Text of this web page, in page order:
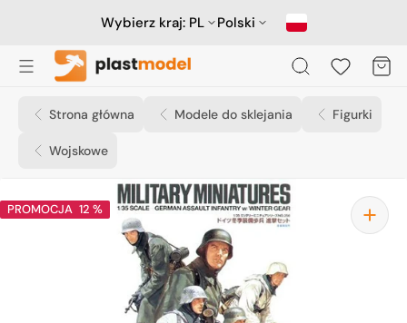
Wybierz kraj: PL Polski
Koszyk
Strona główna Modele do sklejania Figurki
Wojskowe
PROMOCJA 12 %